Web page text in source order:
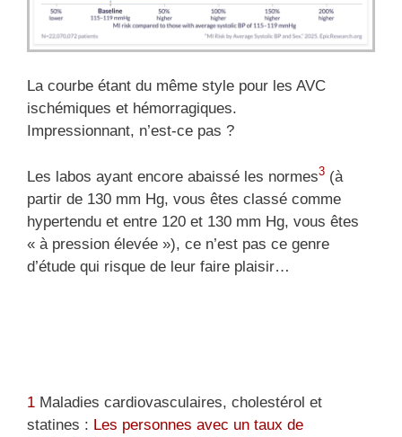
La courbe étant du même style pour les AVC
ischémiques et hémorragiques.
Impressionnant, n’est-ce pas ?
Les labos ayant encore abaissé les normes3 (à
partir de 130 mm Hg, vous êtes classé comme
hypertendu et entre 120 et 130 mm Hg, vous êtes
« à pression élevée »), ce n’est pas ce genre
d’étude qui risque de leur faire plaisir…
1 Maladies cardiovasculaires, cholestérol et
statines : Les personnes avec un taux de